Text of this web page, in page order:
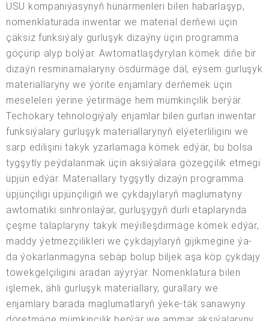
USU kompaniýasynyň hünärmenleri bilen habarlaşyp,
nomenklaturada inwentar we material derňewi üçin
çäksiz funksiýaly gurluşyk dizaýny üçin programma
göçürip alyp bolýar. Awtomatlaşdyrylan kömek diňe bir
dizaýn resminamalaryny ösdürmäge däl, eýsem gurluşyk
materiallaryny we ýörite enjamlary derňemek üçin
meseleleri ýerine ýetirmäge hem mümkinçilik berýär.
Techokary tehnologiýaly enjamlar bilen gurlan inwentar
funksiýalary gurluşyk materiallarynyň elýeterliligini we
sarp edilişini takyk yzarlamaga kömek edýär, bu bolsa
tygşytly peýdalanmak üçin aksiýalara gözegçilik etmegi
üpjün edýär. Materiallary tygşytly dizaýn programma
üpjünçiligi üpjünçiligiň we çykdajylaryň maglumatyny
awtomatiki sinhronlaýar, gurluşygyň dürli etaplarynda
çeşme talaplaryny takyk meýilleşdirmäge kömek edýär,
maddy ýetmezçilikleri we çykdajylaryň gijikmegine ýa-
da ýokarlanmagyna sebäp bolup biljek aşa köp çykdajy
töwekgelçiligini aradan aýyrýar. Nomenklatura bilen
işlemek, ähli gurluşyk materiallary, gurallary we
enjamlary barada maglumatlaryň ýeke-täk sanawyny